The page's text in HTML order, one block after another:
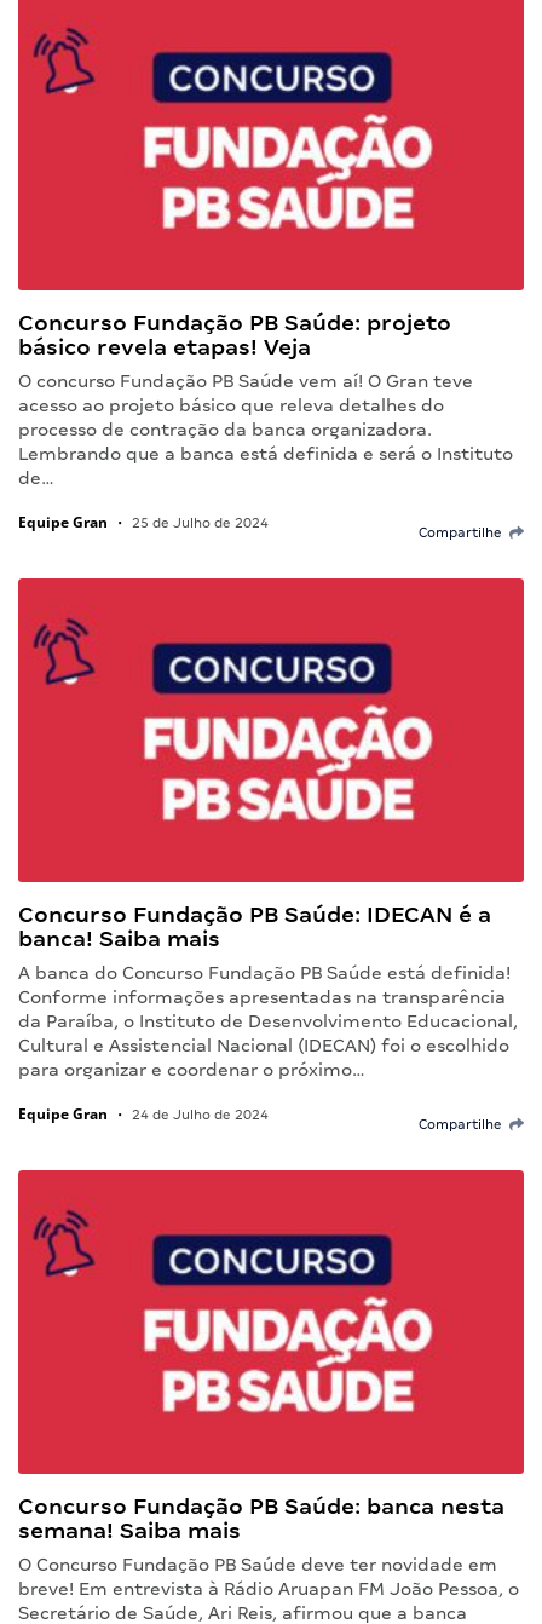
Concurso Fundação PB Saúde: projeto
básico revela etapas! Veja
O concurso Fundação PB Saúde vem aí! O Gran teve
acesso ao projeto básico que releva detalhes do
processo de contração da banca organizadora.
Lembrando que a banca está definida e será o Instituto
de…
Equipe Gran • 25 de Julho de 2024
Compartilhe
Concurso Fundação PB Saúde: IDECAN é a
banca! Saiba mais
A banca do Concurso Fundação PB Saúde está definida!
Conforme informações apresentadas na transparência
da Paraíba, o Instituto de Desenvolvimento Educacional,
Cultural e Assistencial Nacional (IDECAN) foi o escolhido
para organizar e coordenar o próximo…
Equipe Gran • 24 de Julho de 2024
Compartilhe
Concurso Fundação PB Saúde: banca nesta
semana! Saiba mais
O Concurso Fundação PB Saúde deve ter novidade em
breve! Em entrevista à Rádio Aruapan FM João Pessoa, o
Secretário de Saúde, Ari Reis, afirmou que a banca